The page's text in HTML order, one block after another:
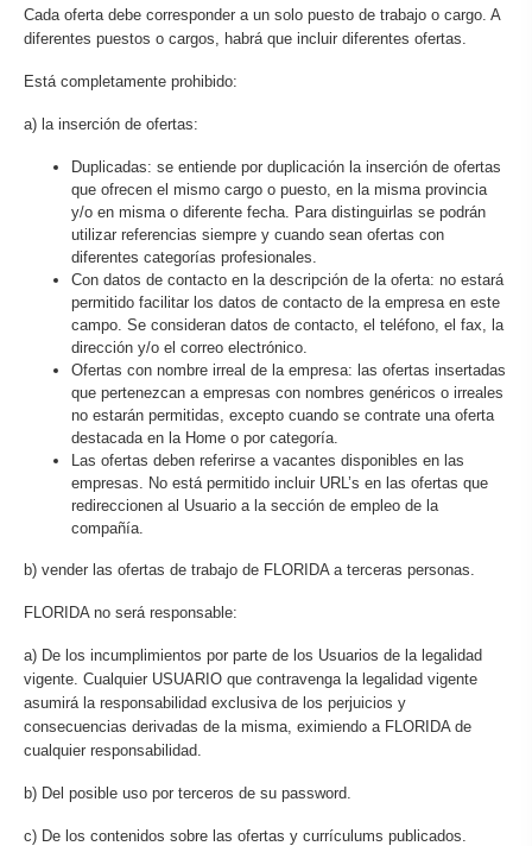
Cada oferta debe corresponder a un solo puesto de trabajo o cargo. A
diferentes puestos o cargos, habrá que incluir diferentes ofertas.
Está completamente prohibido:
a) la inserción de ofertas:
Duplicadas: se entiende por duplicación la inserción de ofertas
que ofrecen el mismo cargo o puesto, en la misma provincia
y/o en misma o diferente fecha. Para distinguirlas se podrán
utilizar referencias siempre y cuando sean ofertas con
diferentes categorías profesionales.
Con datos de contacto en la descripción de la oferta: no estará
permitido facilitar los datos de contacto de la empresa en este
campo. Se consideran datos de contacto, el teléfono, el fax, la
dirección y/o el correo electrónico.
Ofertas con nombre irreal de la empresa: las ofertas insertadas
que pertenezcan a empresas con nombres genéricos o irreales
no estarán permitidas, excepto cuando se contrate una oferta
destacada en la Home o por categoría.
Las ofertas deben referirse a vacantes disponibles en las
empresas. No está permitido incluir URL’s en las ofertas que
redireccionen al Usuario a la sección de empleo de la
compañía.
b) vender las ofertas de trabajo de FLORIDA a terceras personas.
FLORIDA no será responsable:
a) De los incumplimientos por parte de los Usuarios de la legalidad
vigente. Cualquier USUARIO que contravenga la legalidad vigente
asumirá la responsabilidad exclusiva de los perjuicios y
consecuencias derivadas de la misma, eximiendo a FLORIDA de
cualquier responsabilidad.
b) Del posible uso por terceros de su password.
c) De los contenidos sobre las ofertas y currículums publicados.